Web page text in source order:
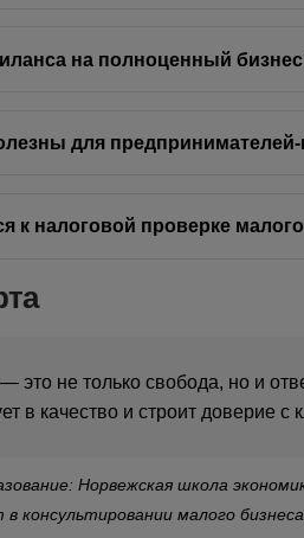
на полноценный
для
к налоговой проверке
это не только свобода, но и
в качество и строит доверие с
Норвежская школа
консультировании малого